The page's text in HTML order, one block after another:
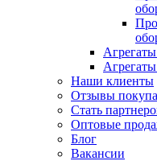
Наши клиенты
Отзывы
Стать
Оптовые
Блог
Вакансии